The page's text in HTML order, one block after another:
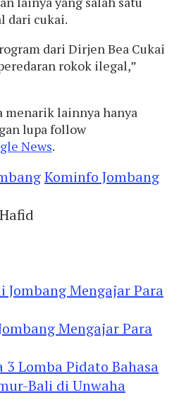
dari cukai.
dari Dirjen Bea Cukai
rokok ilegal,”
menarik lainnya hanya
lupa follow
News.
Kominfo Jombang
Mengajar Para